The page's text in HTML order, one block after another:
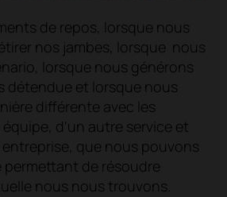
de repos, lorsque nous
nos jambes, lorsque nous
lorsque nous générons
détendue et lorsque nous
différente avec les
d'un autre service et
que nous pouvons
permettant de résoudre
nous nous trouvons.